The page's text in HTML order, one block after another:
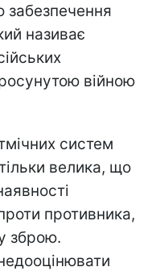
забезпечення
називає
війною
систем
велика, що
противника,
зброю.